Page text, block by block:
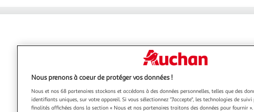
Nous prenons à coeur de protéger vos données !
Nous et nos 68 partenaires stockons et accédons à des données personnelles, telles que des
identifiants uniques, sur votre appareil. Si vous sélectionnez "J'accepte", les technologies de
finalités affichées dans la section « Nous et nos partenaires traitons des données pour fournir ».